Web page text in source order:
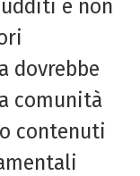
e non
dovrebbe
comunità
contenuti